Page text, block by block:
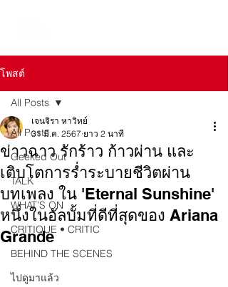
โพสต์
All Posts
Geeked Out
TALK
WHAT’S ON
CRITIQUE • CRITIC
BEHIND THE SCENES
ไปดูมาแล้ว
All Posts
ข่าวฉาว รักร้าว ก้าวผ่าน และ
เติบโตการร่ำระบายชีวิตผ่าน
บทเพลง ใน 'Eternal Sunshine'
หนึ่งในอัลบั้มที่ดีที่สุดของ Ariana
Grande
เจนจิรา หาวิทย์
31 มี.ค. 2567 ยาว 2 นาที